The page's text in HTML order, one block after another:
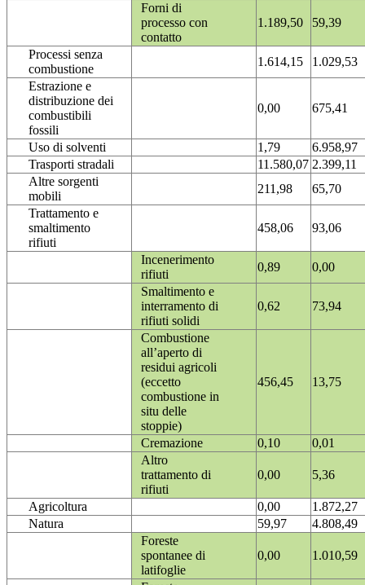
Forni di
processo con
contatto
1.189,50 59,39
Processi senza
combustione
1.614,15
1.029,53
Estrazione e
distribuzione dei
combustibili
fossili
0,00 675,41
Uso di solventi 1,79
6.958,97
Trasporti stradali
11.580,07 2.399,11
Altre sorgenti
mobili
211,98
65,70
Trattamento e
smaltimento
rifiuti
458,06 93,06
Incenerimento
rifiuti
0,89
0,00
Smaltimento e
interramento di
rifiuti solidi
0,62 73,94
Combustione
all’aperto di
residui agricoli
(eccetto
combustione in
situ delle
stoppie)
456,45 13,75
Cremazione 0,10
0,01
Altro
trattamento di
rifiuti
0,00 5,36
Agricoltura 0,00
1.872,27
Natura
59,97
4.808,49
Foreste
spontanee di
latifoglie
0,00 1.010,59